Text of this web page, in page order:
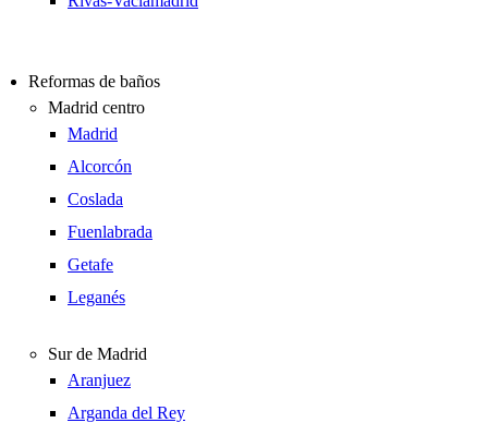
Reformas de baños
Madrid centro
Madrid
Alcorcón
Coslada
Fuenlabrada
Getafe
Leganés
Sur de Madrid
Aranjuez
Arganda del Rey